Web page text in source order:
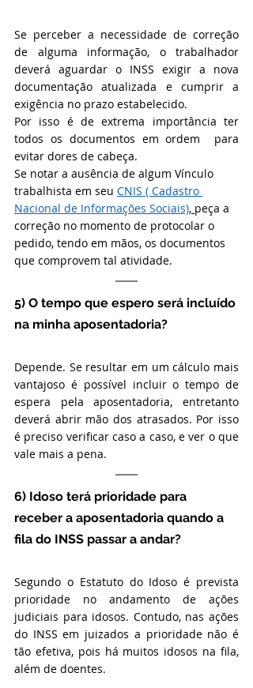
Se perceber a necessidade de correção
de alguma informação, o trabalhador
deverá aguardar o INSS exigir a nova
documentação atualizada e cumprir a
exigência no prazo estabelecido.
Por isso é de extrema importância ter
todos os documentos em ordem  para
evitar dores de cabeça.
Se notar a ausência de algum Vínculo
trabalhista em seu CNIS ( Cadastro
Nacional de Informações Sociais), peça a
correção no momento de protocolar o
pedido, tendo em mãos, os documentos
que comprovem tal atividade.
5) O tempo que espero será incluído
na minha aposentadoria?
Depende. Se resultar em um cálculo mais
vantajoso é possível incluir o tempo de
espera pela aposentadoria, entretanto
deverá abrir mão dos atrasados. Por isso
é preciso verificar caso a caso, e ver o que
vale mais a pena.
6) Idoso terá prioridade para
receber a aposentadoria quando a
fila do INSS passar a andar?
Segundo o Estatuto do Idoso é prevista
prioridade no andamento de ações
judiciais para idosos. Contudo, nas ações
do INSS em juizados a prioridade não é
tão efetiva, pois há muitos idosos na fila,
além de doentes.